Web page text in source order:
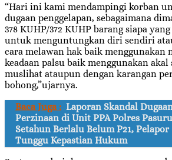
“Hari ini kami mendampingi korban
dugaan penggelapan, sebagaimana
378 KUHP/372 KUHP barang siapa
untuk menguntungkan diri sendiri
cara melawan hak baik menggunakan
keadaan palsu baik menggunakan
muslihat ataupun dengan karangan
bohong,”ujarnya.
Baca Juga : Laporan Skandal
Perzinaan di Unit PPA Polres
Setahun Berlalu Belum P21, Pelapor
Tunggu Kepastian Hukum